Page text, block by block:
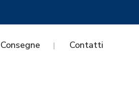
Consegne Contatti